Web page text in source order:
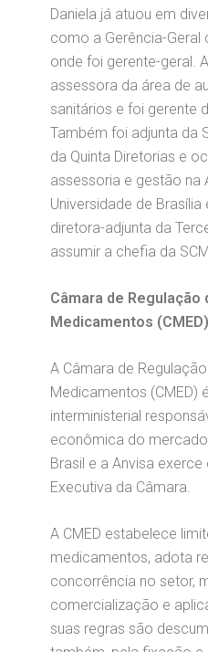
Daniela já atuou em
como a Gerência-Geral
onde foi gerente-geral.
assessora da área de
sanitários e foi gerente
Também foi adjunta da
da Quinta Diretorias e
assessoria e gestão na
Universidade de
diretora-adjunta da
assumir a chefia da
Câmara de Regulação
Medicamentos (CMED)
A Câmara de
Medicamentos (CMED)
interministerial
econômica do
Brasil e a Anvisa
Executiva da Câmara.
A CMED estabelece
medicamentos, adota
concorrência no setor,
comercialização e
suas regras são